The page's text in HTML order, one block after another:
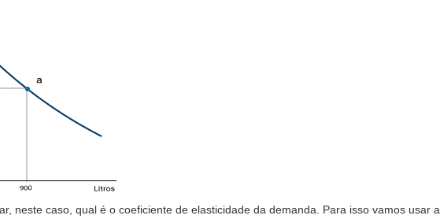
neste caso, qual é o coeficiente de elasticidade da demanda. Para isso vamos usar a